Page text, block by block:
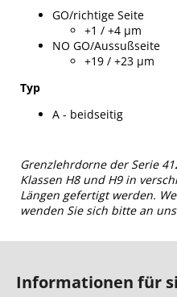
GO/richtige Seite
+1 / +4 µm
NO GO/Aussußseite
+19 / +23 µm
Typ
A - beidseitig
Grenzlehrdorne der Serie
Klassen H8 und H9 in
Längen gefertigt werden.
wenden Sie sich bitte an
Informationen für